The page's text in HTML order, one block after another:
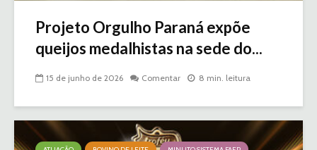
Projeto Orgulho Paraná expõe
queijos medalhistas na sede do...
15 de junho de 2026 Comentar 8 min. leitura